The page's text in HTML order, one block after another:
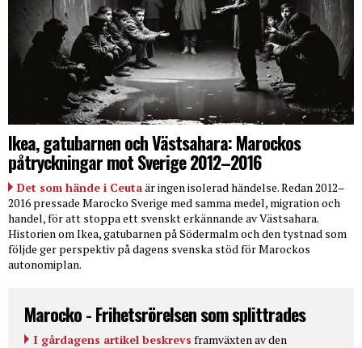
Ikea, gatubarnen och Västsahara: Marockos
påtryckningar mot Sverige 2012–2016
Det som hände i Ceutaär ingen isolerad händelse. Redan 2012–
2016 pressade Marocko Sverige med samma medel, migration och
handel, för att stoppa ett svenskt erkännande av Västsahara.
Historien om Ikea, gatubarnen på Södermalm och den tystnad som
följde ger perspektiv på dagens svenska stöd för Marockos
autonomiplan.
Marocko - Frihetsrörelsen som splittrades
I gårdagens artikel beskrevs framväxten av den